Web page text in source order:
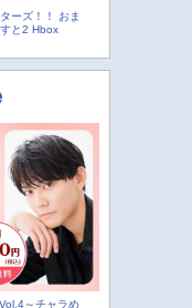
ーズ！！ おま
と2 Hbox
～チャラめ